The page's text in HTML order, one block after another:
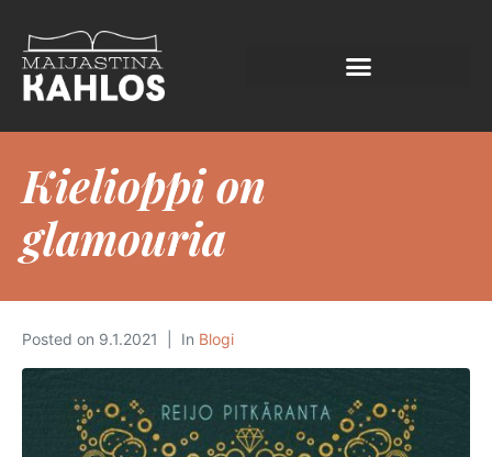
Kielioppi on
glamouria
Posted on 9.1.2021 In Blogi